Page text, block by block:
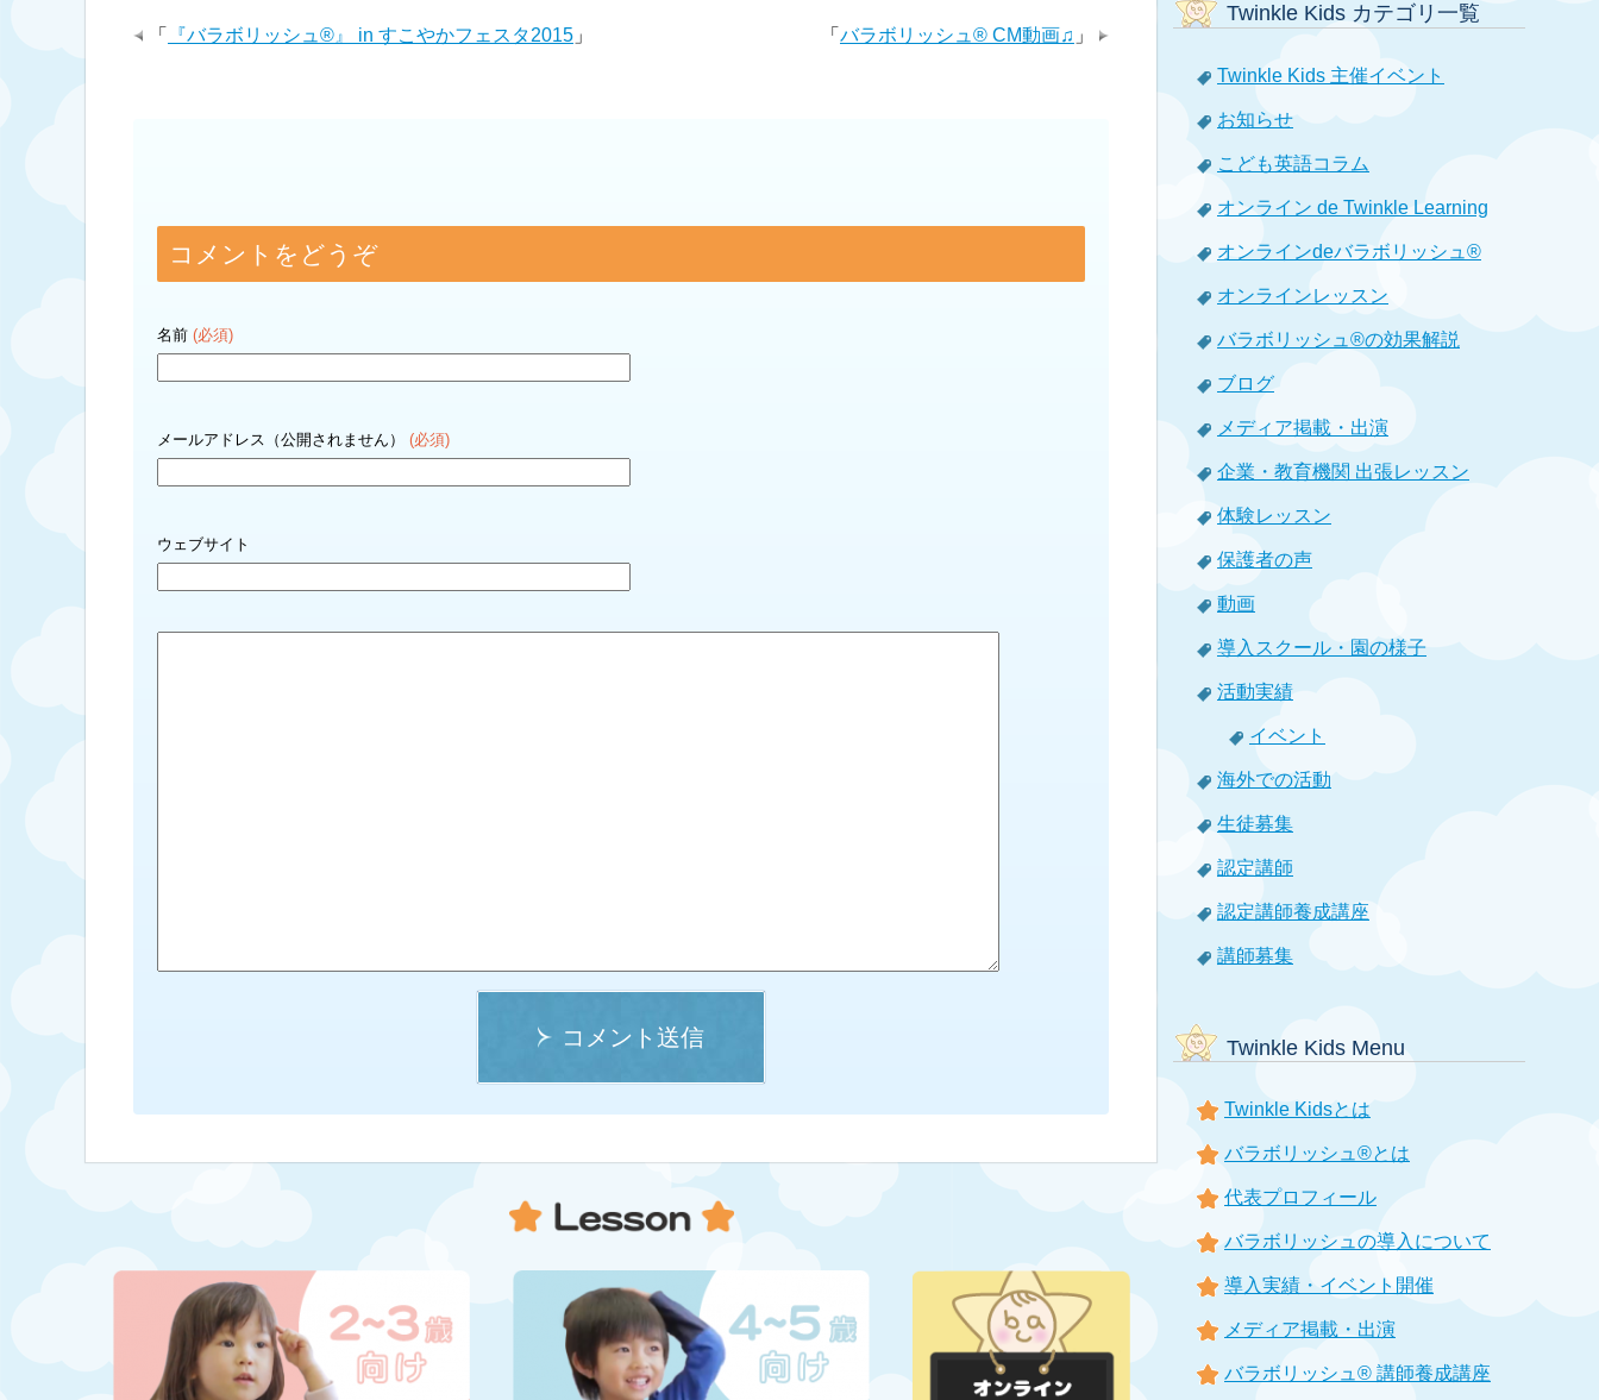
「 バラボリッシュ® CM動画♫ 」
「 『バラボリッシュ®』 in すこやかフェスタ2015 」
コメントをどうぞ
名前 (必須)
メールアドレス（公開されません） (必須)
ウェブサイト
コメント送信
Twinkle Kids カテゴリ一覧
Twinkle Kids 主催イベント
お知らせ
こども英語コラム
オンライン de Twinkle Learning
オンラインdeバラボリッシュ®
オンラインレッスン
バラボリッシュ®の効果解説
ブログ
メディア掲載・出演
企業・教育機関 出張レッスン
体験レッスン
保護者の声
動画
導入スクール・園の様子
活動実績
イベント
海外での活動
生徒募集
認定講師
認定講師養成講座
講師募集
Twinkle Kids Menu
Twinkle Kidsとは
バラボリッシュ®とは
代表プロフィール
バラボリッシュの導入について
導入実績・イベント開催
メディア掲載・出演
バラボリッシュ® 講師養成講座